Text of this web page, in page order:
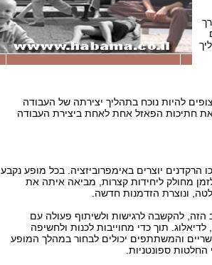
קהל הצופים להיות נוכח בתהליך יצירתה של העבודה
חתיכות הפאזל אחת לאחת ביצירת העבודה
יוצרים באימפרוביזציה. בכל מופע נקבע
ועד 70 . ההתיחסות לזמן מחולק ליחידות קצרות, מביאה איתה את
ונוצרת הזדמנות חדשה.
הזה, להקשבה לרגישות ולשיתוף פעולה עם
תוך כדי מחוייבות לכנות ולחשיפה
והמשתתפים יכולים לבחור במהלך המופע
ספונטניות.